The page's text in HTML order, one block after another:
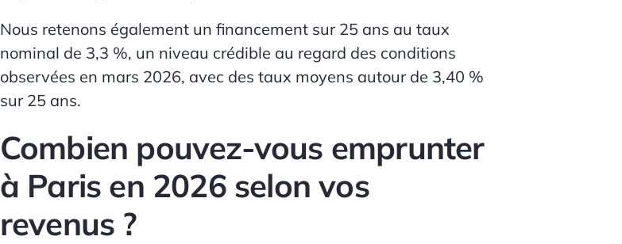
Nous retenons également un financement sur 25 ans au taux
nominal de 3,3 %, un niveau crédible au regard des conditions
observées en mars 2026, avec des taux moyens autour de 3,40 %
sur 25 ans.
Combien pouvez-vous emprunter
à Paris en 2026 selon vos
revenus ?